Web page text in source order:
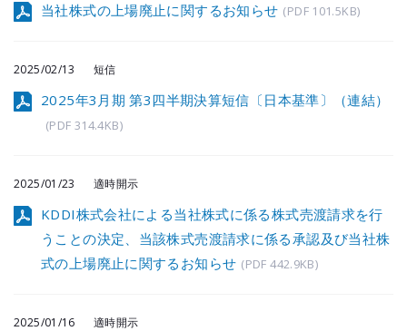
当社株式の上場廃止に関するお知らせ (PDF 101.5KB)
2025/02/13 短信
2025年3月期 第3四半期決算短信〔日本基準〕（連結）
(PDF 314.4KB)
2025/01/23 適時開示
KDDI株式会社による当社株式に係る株式売渡請求を行
うことの決定、当該株式売渡請求に係る承認及び当社株
式の上場廃止に関するお知らせ (PDF 442.9KB)
2025/01/16 適時開示